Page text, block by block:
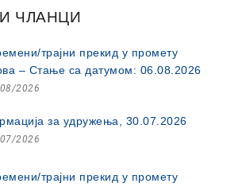
ЧЛАНЦИ
трајни прекид у промету
– Стање са датумом: 06.08.2026
2026
за удружења, 30.07.2026
2026
трајни прекид у промету